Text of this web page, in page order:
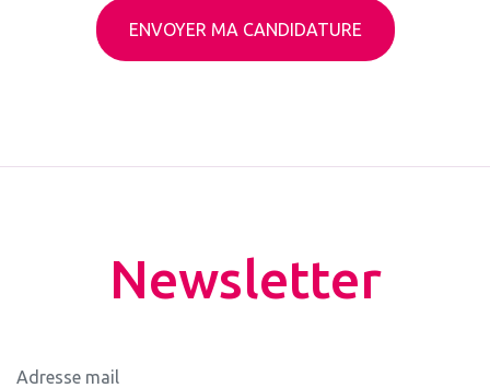
Newsletter
Adresse mail